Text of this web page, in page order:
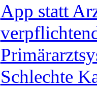
App statt
Schlechte